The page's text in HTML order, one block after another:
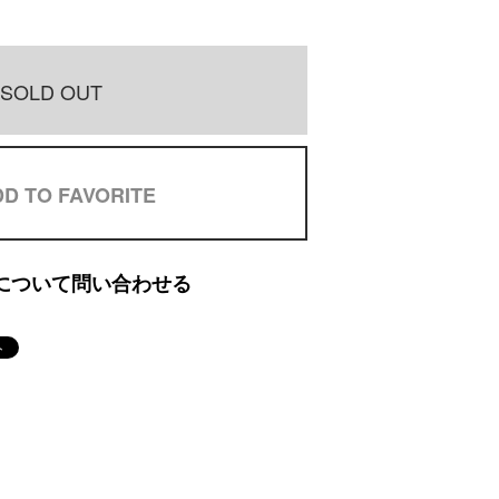
SOLD OUT
TO FAVORITE
ついて問い合わせる